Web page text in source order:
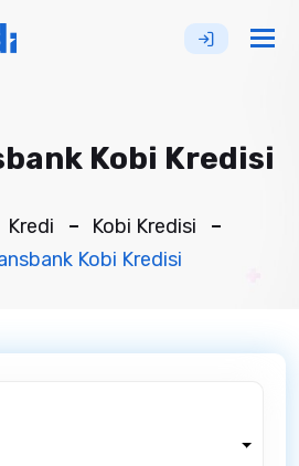
Kobi Kredisi
Kredi
Kobi Kredisi
Kobi Kredisi